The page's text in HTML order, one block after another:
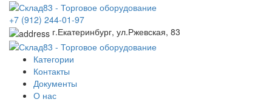
+7 (912) 244-01-97
г.Екатеринбург, ул.Ржевская, 83
Категории
Контакты
Документы
О нас